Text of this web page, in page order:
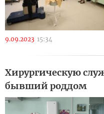
9.09.2023 15:34
Хирургическую
бывший роддом